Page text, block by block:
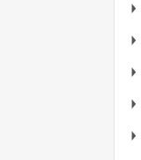
▶
▶
▶
▶
▶